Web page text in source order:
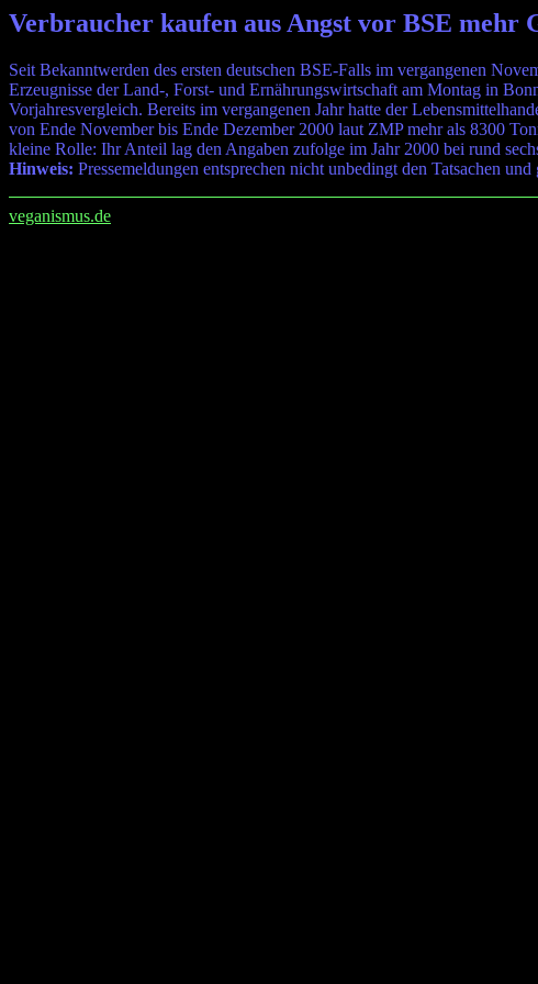
Verbraucher kaufen aus Angst vor BSE mehr
Seit Bekanntwerden des ersten deutschen BSE-Falls im vergangenen
Erzeugnisse der Land-, Forst- und Ernährungswirtschaft am Montag in
Vorjahresvergleich. Bereits im vergangenen Jahr hatte der
von Ende November bis Ende Dezember 2000 laut ZMP mehr als 8300
kleine Rolle: Ihr Anteil lag den Angaben zufolge im Jahr 2000 bei rund
Hinweis: Pressemeldungen entsprechen nicht unbedingt den Tatsachen
veganismus.de